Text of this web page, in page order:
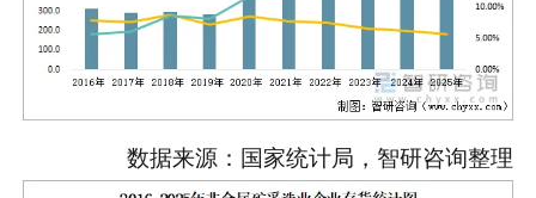
数据来源：国家统计局，智研咨询整理